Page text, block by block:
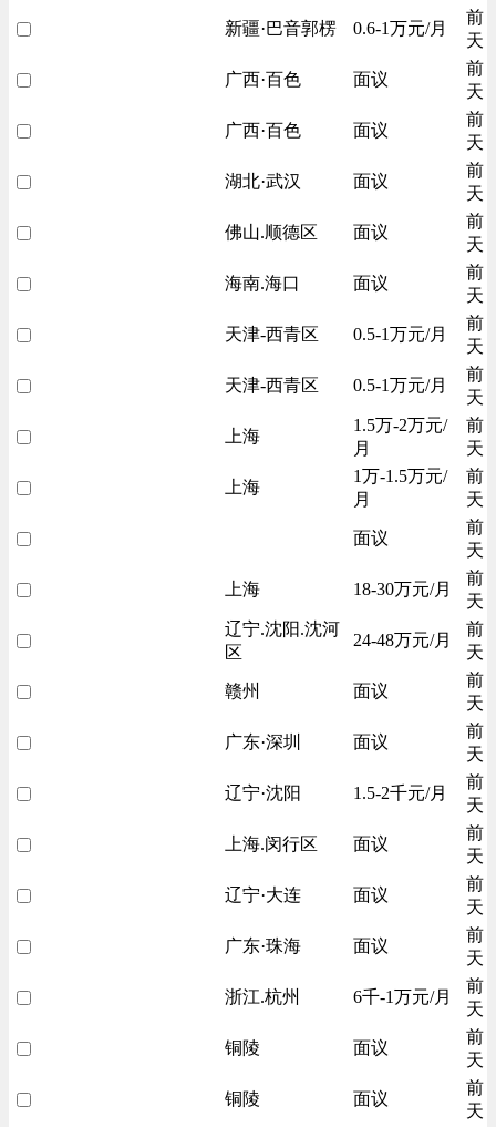
新疆·巴音郭楞 0.6-1万元/月
前
天
广西·百色 面议
前
天
广西·百色 面议
前
天
湖北·武汉 面议
前
天
佛山.顺德区 面议
前
天
海南.海口 面议
前
天
天津-西青区 0.5-1万元/月
前
天
天津-西青区 0.5-1万元/月
前
天
上海
1.5万-2万元/
月
前
天
上海
1万-1.5万元/
月
前
天
面议
前
天
上海 18-30万元/月
前
天
辽宁.沈阳.沈河
区
24-48万元/月
前
天
赣州 面议
前
天
广东·深圳 面议
前
天
辽宁·沈阳 1.5-2千元/月
前
天
上海.闵行区 面议
前
天
辽宁·大连 面议
前
天
广东·珠海 面议
前
天
浙江.杭州 6千-1万元/月
前
天
铜陵 面议
前
天
铜陵 面议
前
天